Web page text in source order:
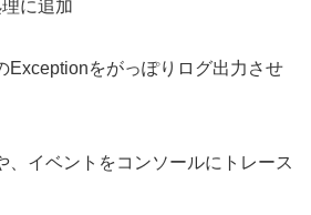
に追加
をがっぽりログ出力させ
ントをコンソールにトレース